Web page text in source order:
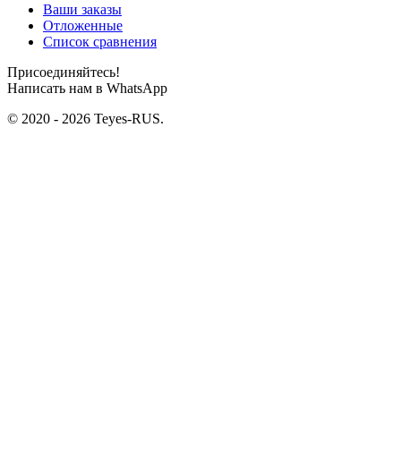
Ваши заказы
Отложенные
Список сравнения
Присоединяйтесь!
Написать нам в WhatsApp
© 2020 - 2026 Teyes-RUS.